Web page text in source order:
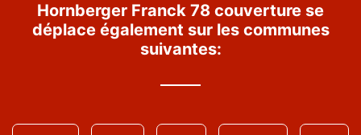
Hornberger Franck 78 couverture se
déplace également sur les communes
suivantes: